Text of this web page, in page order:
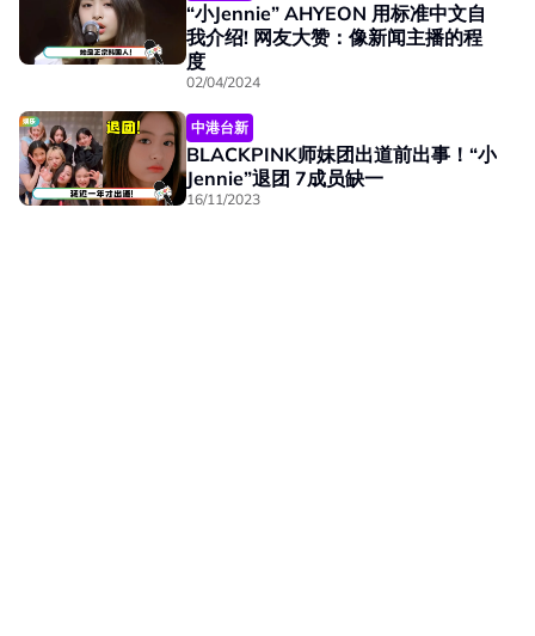
“小Jennie” AHYEON 用标准中文自
我介绍! 网友大赞：像新闻主播的程
度
02/04/2024
中港台新
BLACKPINK师妹团出道前出事！“小
Jennie”退团 7成员缺一
16/11/2023